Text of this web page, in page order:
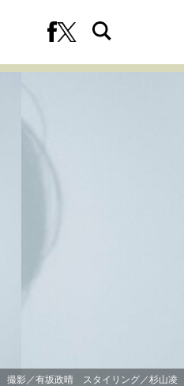
撮影／有坂政晴 スタイリング／杉山凌